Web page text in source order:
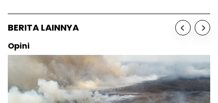
BERITA LAINNYA
Opini